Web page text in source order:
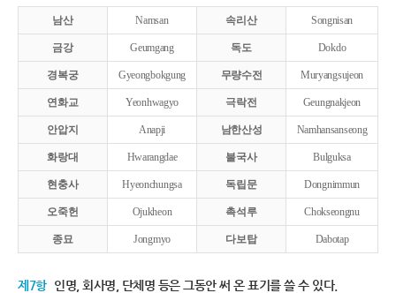
남산 Namsan 속리산 Songnisan
금강 Geumgang 독도 Dokdo
경복궁 Gyeongbokgung 무량수전 Muryangsujeon
연화교 Yeonhwagyo 극락전 Geungnakjeon
안압지 Anapji 남한산성 Namhansanseong
화랑대 Hwarangdae 불국사 Bulguksa
현충사 Hyeonchungsa 독립문 Dongnimmun
오죽헌 Ojukheon 촉석루 Chokseongnu
종묘 Jongmyo 다보탑 Dabotap
제7항 인명, 회사명, 단체명 등은 그동안 써 온 표기를 쓸 수 있다.